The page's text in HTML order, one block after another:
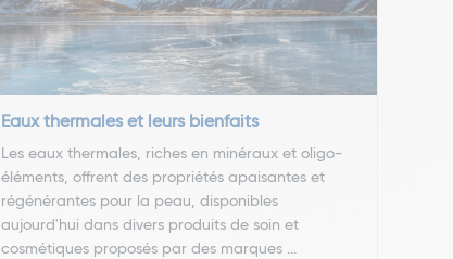
Eaux thermales et leurs bienfaits
Les eaux thermales, riches en minéraux et oligo-
éléments, offrent des propriétés apaisantes et
régénérantes pour la peau, disponibles
aujourd'hui dans divers produits de soin et
cosmétiques proposés par des marques ...